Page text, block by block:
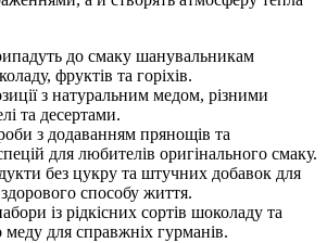
до смаку шанувальникам
фруктів та горіхів.
з натуральним медом, різними
та десертами.
з додаванням прянощів та
для любителів оригінального смаку.
без цукру та штучних добавок для
способу життя.
із рідкісних сортів шоколаду та
меду для справжніх гурманів.